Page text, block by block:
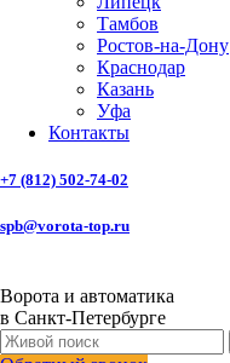
Тамбов
Ростов-на-Дону
Краснодар
Казань
Уфа
Контакты
+7 (812) 502-74-02
spb@vorota-top.ru
Ворота и автоматика
в Санкт-Петербурге